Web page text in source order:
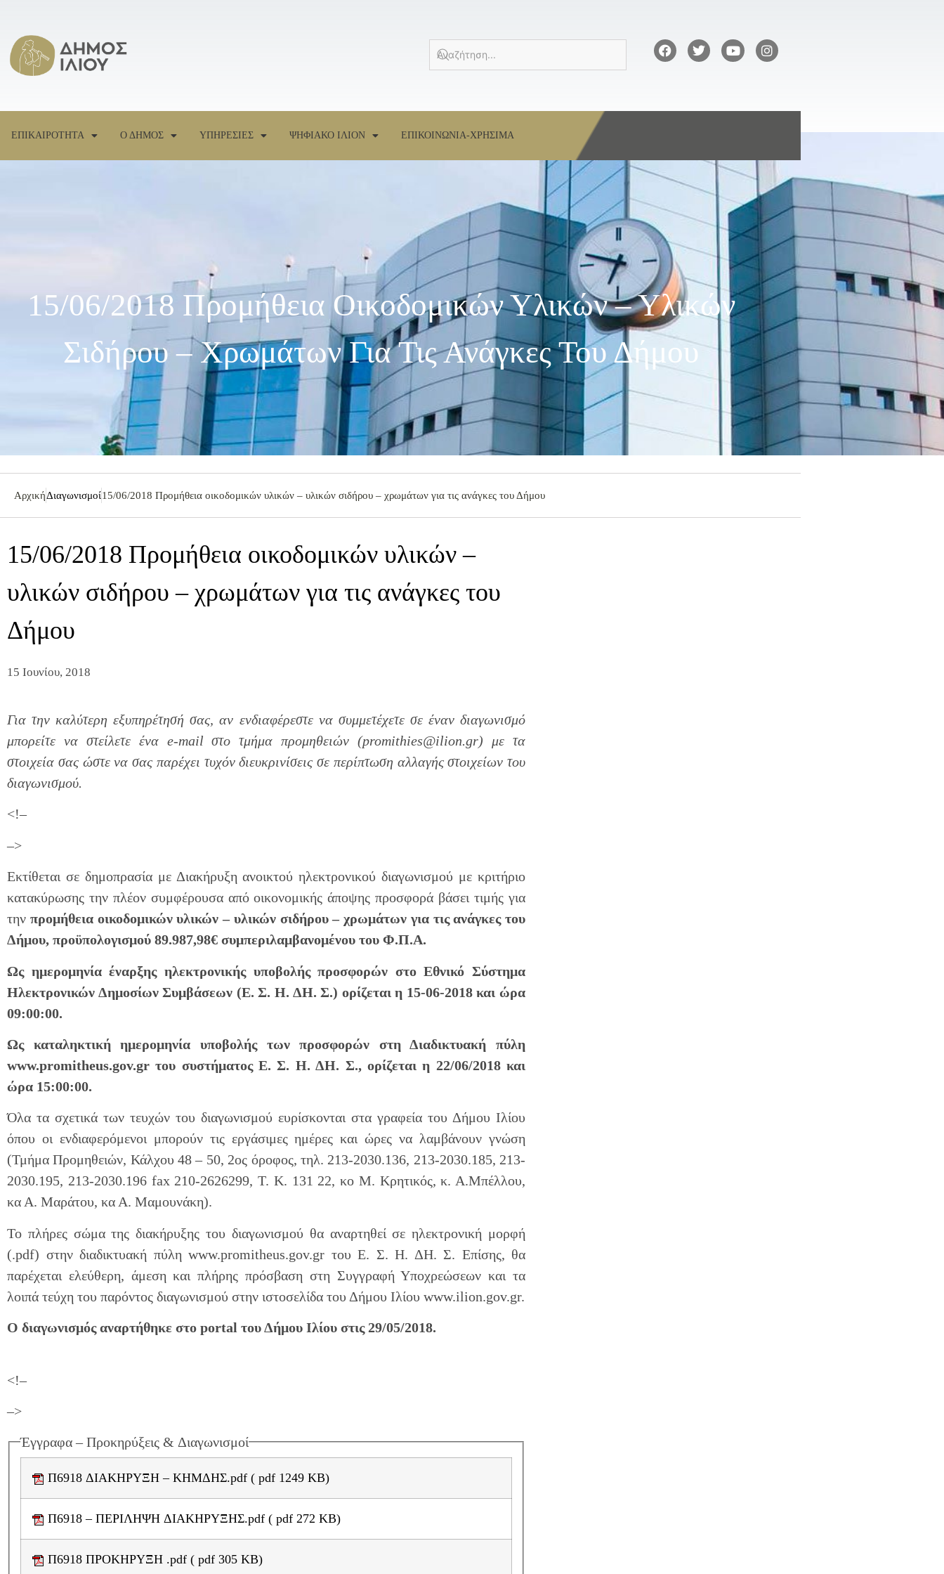
ΕΠΙΚΑΙΡΟΤΗΤΑ Ο ΔΗΜΟΣ ΥΠΗΡΕΣΙΕΣ ΨΗΦΙΑΚΟ ΙΛΙΟΝ ΕΠΙΚΟΙΝΩΝΙΑ-ΧΡΗΣΙΜΑ
15/06/2018 Προμήθεια Οικοδομικών Υλικών – Υλικών
Σιδήρου – Χρωμάτων Για Τις Ανάγκες Του Δήμου
ΑρχικήΔιαγωνισμοί15/06/2018 Προμήθεια οικοδομικών υλικών – υλικών σιδήρου – χρωμάτων για τις ανάγκες του Δήμου
15/06/2018 Προμήθεια οικοδομικών υλικών –
υλικών σιδήρου – χρωμάτων για τις ανάγκες του
Δήμου
15 Ιουνίου, 2018
Για την καλύτερη εξυπηρέτησή σας, αν ενδιαφέρεστε να συμμετέχετε σε έναν διαγωνισμό
μπορείτε να στείλετε ένα e-mail στο τμήμα προμηθειών (promithies@ilion.gr) με τα
στοιχεία σας ώστε να σας παρέχει τυχόν διευκρινίσεις σε περίπτωση αλλαγής στοιχείων του
διαγωνισμού.
<!–
–>
Εκτίθεται σε δημοπρασία με Διακήρυξη ανοικτού ηλεκτρονικού διαγωνισμού με κριτήριο
κατακύρωσης την πλέον συμφέρουσα από οικονομικής άποψης προσφορά βάσει τιμής για
την προμήθεια οικοδομικών υλικών – υλικών σιδήρου – χρωμάτων για τις ανάγκες του
Δήμου, προϋπολογισμού 89.987,98€ συμπεριλαμβανομένου του Φ.Π.Α.
Ως ημερομηνία έναρξης ηλεκτρονικής υποβολής προσφορών στο Εθνικό Σύστημα
Ηλεκτρονικών Δημοσίων Συμβάσεων (Ε. Σ. Η. ΔΗ. Σ.) ορίζεται η 15-06-2018 και ώρα
09:00:00.
Ως καταληκτική ημερομηνία υποβολής των προσφορών στη Διαδικτυακή πύλη
www.promitheus.gov.gr του συστήματος Ε. Σ. Η. ΔΗ. Σ., ορίζεται η 22/06/2018 και
ώρα 15:00:00.
Όλα τα σχετικά των τευχών του διαγωνισμού ευρίσκονται στα γραφεία του Δήμου Ιλίου
όπου οι ενδιαφερόμενοι μπορούν τις εργάσιμες ημέρες και ώρες να λαμβάνουν γνώση
(Τμήμα Προμηθειών, Κάλχου 48 – 50, 2ος όροφος, τηλ. 213-2030.136, 213-2030.185, 213-
2030.195, 213-2030.196 fax 210-2626299, Τ. Κ. 131 22, κο Μ. Κρητικός, κ. Α.Μπέλλου,
κα Α. Μαράτου, κα Α. Μαμουνάκη).
Το πλήρες σώμα της διακήρυξης του διαγωνισμού θα αναρτηθεί σε ηλεκτρονική μορφή
(.pdf) στην διαδικτυακή πύλη www.promitheus.gov.gr του Ε. Σ. Η. ΔΗ. Σ. Επίσης, θα
παρέχεται ελεύθερη, άμεση και πλήρης πρόσβαση στη Συγγραφή Υποχρεώσεων και τα
λοιπά τεύχη του παρόντος διαγωνισμού στην ιστοσελίδα του Δήμου Ιλίου www.ilion.gov.gr.
Ο διαγωνισμός αναρτήθηκε στο portal του Δήμου Ιλίου στις 29/05/2018.
<!–
–>
Έγγραφα – Προκηρύξεις & Διαγωνισμοί
Π6918 ΔΙΑΚΗΡΥΞΗ – ΚΗΜΔΗΣ.pdf ( pdf 1249 KB)
Π6918 – ΠΕΡΙΛΗΨΗ ΔΙΑΚΗΡΥΞΗΣ.pdf ( pdf 272 KB)
Π6918 ΠΡΟΚΗΡΥΞΗ .pdf ( pdf 305 KB)